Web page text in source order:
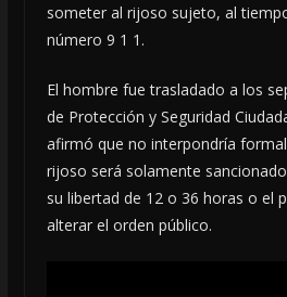
someter al rijoso sujeto, al
número 9 1 1.
El hombre fue trasladado a los
de Protección y Seguridad
afirmó que no interpondría
rijoso será solamente
su libertad de 12 o 36 horas o el
alterar el orden público.